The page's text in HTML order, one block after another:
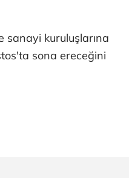
sanayi kuruluşlarına
sona ereceğini